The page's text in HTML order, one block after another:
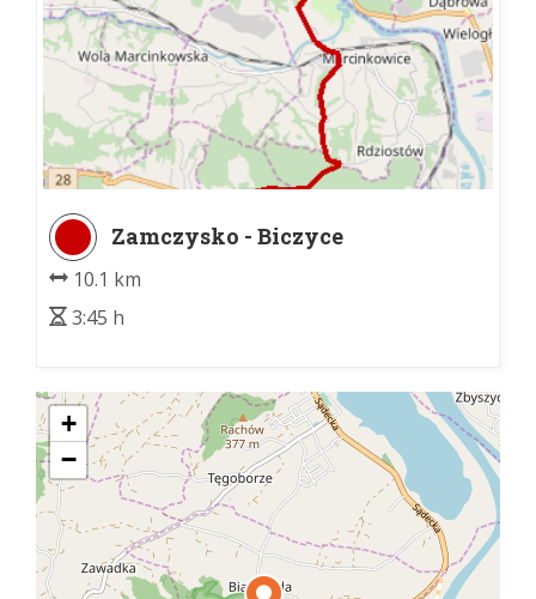
Zamczysko - Biczyce
10.1 km
3:45 h
+
−